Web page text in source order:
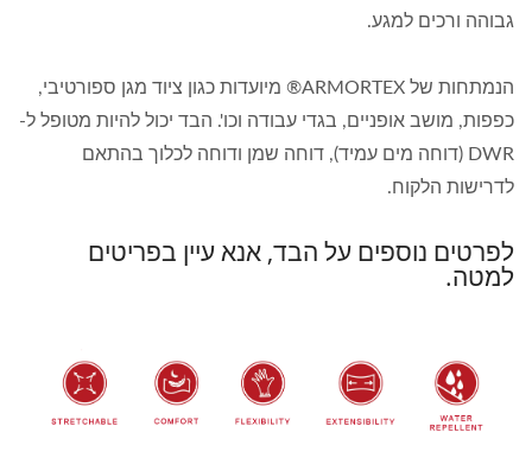
גבוהה ורכים למגע.
הנמתחות של ARMORTEX® מיועדות כגון ציוד מגן ספורטיבי,
כפפות, מושב אופניים, בגדי עבודה וכו'. הבד יכול להיות מטופל ל-
DWR (דוחה מים עמיד), דוחה שמן ודוחה לכלוך בהתאם
לדרישות הלקוח.
לפרטים נוספים על הבד, אנא עיין בפריטים
למטה.